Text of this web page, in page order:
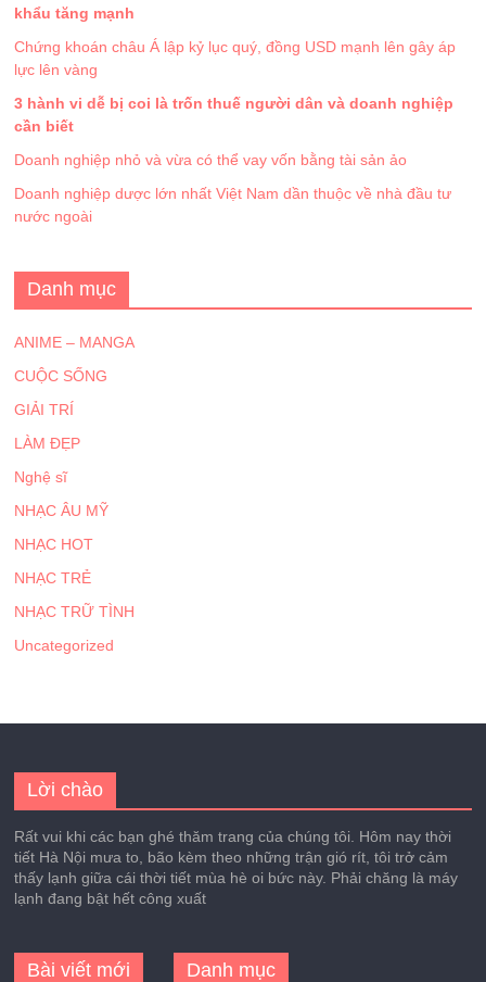
khẩu tăng mạnh
Chứng khoán châu Á lập kỷ lục quý, đồng USD mạnh lên gây áp
lực lên vàng
3 hành vi dễ bị coi là trốn thuế người dân và doanh nghiệp
cần biết
Doanh nghiệp nhỏ và vừa có thể vay vốn bằng tài sản ảo
Doanh nghiệp dược lớn nhất Việt Nam dần thuộc về nhà đầu tư
nước ngoài
Danh mục
ANIME – MANGA
CUỘC SỐNG
GIẢI TRÍ
LÀM ĐẸP
Nghệ sĩ
NHẠC ÂU MỸ
NHẠC HOT
NHẠC TRẺ
NHẠC TRỮ TÌNH
Uncategorized
Lời chào
Rất vui khi các bạn ghé thăm trang của chúng tôi. Hôm nay thời
tiết Hà Nội mưa to, bão kèm theo những trận gió rít, tôi trở cảm
thấy lạnh giữa cái thời tiết mùa hè oi bức này. Phải chăng là máy
lạnh đang bật hết công xuất
Bài viết mới Danh mục